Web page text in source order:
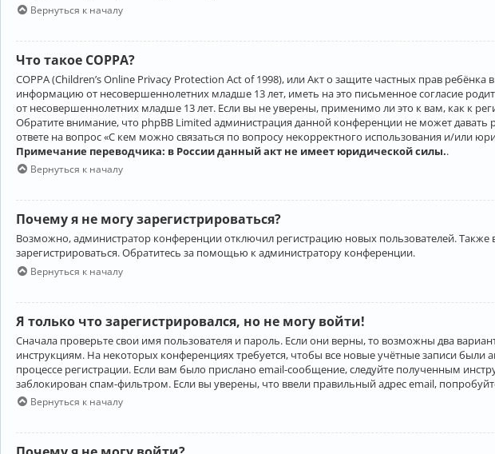
Вернуться к началу
Что такое COPPA?
COPPA (Children’s Online Privacy Protection Act of 1998), или Акт о защите частных прав
информацию от несовершеннолетних младше 13 лет, иметь на это письменное согласие
от несовершеннолетних младше 13 лет. Если вы не уверены, применимо ли это к вам, как к
Обратите внимание, что phpBB Limited администрация данной конференции не может
ответе на вопрос «С кем можно связаться по вопросу некорректного использования и/или
Примечание переводчика: в России данный акт не имеет юридической силы..
Вернуться к началу
Почему я не могу зарегистрироваться?
Возможно, администратор конференции отключил регистрацию новых пользователей.
зарегистрироваться. Обратитесь за помощью к администратору конференции.
Вернуться к началу
Я только что зарегистрировался, но не могу войти!
Сначала проверьте свои имя пользователя и пароль. Если они верны, то возможны два
инструкциям. На некоторых конференциях требуется, чтобы все новые учётные записи
процессе регистрации. Если вам было прислано email-сообщение, следуйте полученным
заблокирован спам-фильтром. Если вы уверены, что ввели правильный адрес email,
Вернуться к началу